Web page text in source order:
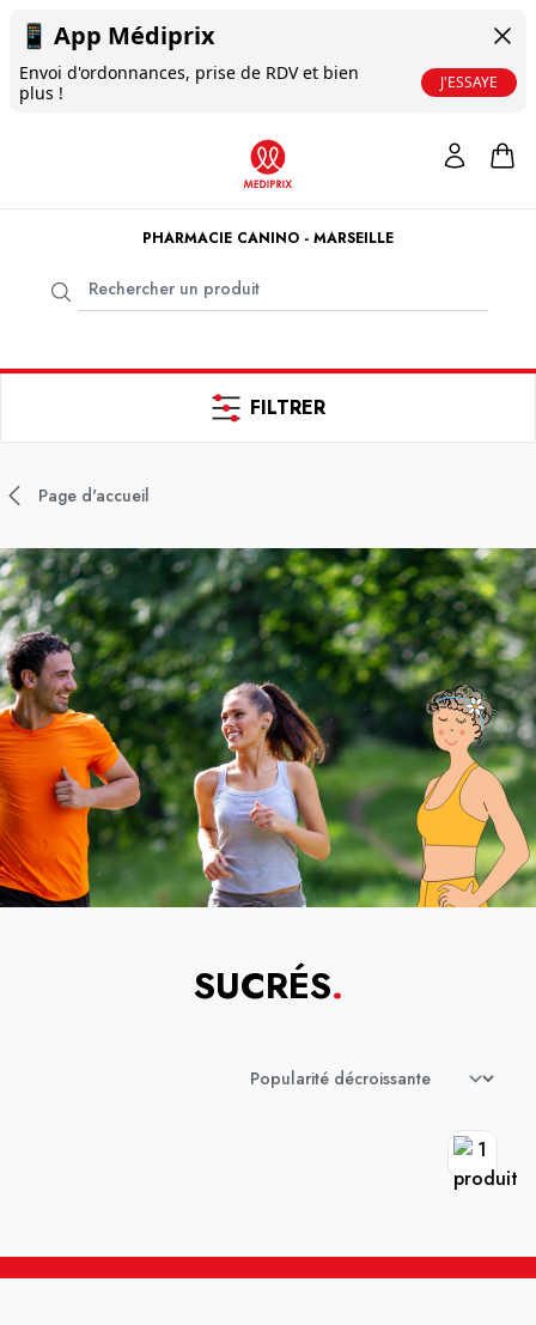
📱 App Médiprix
Envoi d'ordonnances, prise de RDV et bien
plus !
J'ESSAYE
PHARMACIE CANINO - MARSEILLE
FILTRER
Page d'accueil
SUCRÉS.